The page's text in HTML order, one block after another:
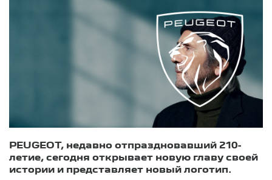
PEUGEOT, недавно отпраздновавший 210-
летие, сегодня открывает новую главу своей
истории и представляет новый логотип.